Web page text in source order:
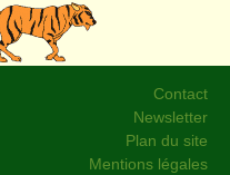
Contact
Newsletter
Plan du site
Mentions légales